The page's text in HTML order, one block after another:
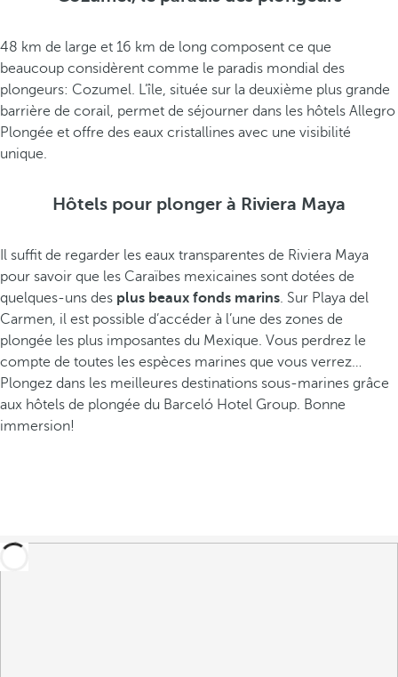
48 km de large et 16 km de long composent ce que
beaucoup considèrent comme le paradis mondial des
plongeurs: Cozumel. L’île, située sur la deuxième plus grande
barrière de corail, permet de séjourner dans les hôtels Allegro
Plongée et offre des eaux cristallines avec une visibilité
unique.
Hôtels pour plonger à Riviera Maya
Il suffit de regarder les eaux transparentes de Riviera Maya
pour savoir que les Caraïbes mexicaines sont dotées de
quelques-uns des plus beaux fonds marins. Sur Playa del
Carmen, il est possible d’accéder à l’une des zones de
plongée les plus imposantes du Mexique. Vous perdrez le
compte de toutes les espèces marines que vous verrez…
Plongez dans les meilleures destinations sous-marines grâce
aux hôtels de plongée du Barceló Hotel Group. Bonne
immersion!